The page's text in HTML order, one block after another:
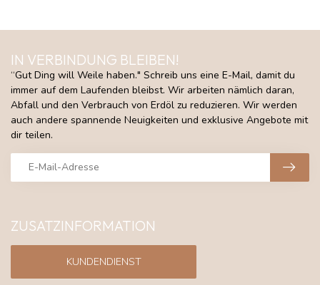
ZUSATZINFORMATION
KUNDENDIENST
IN VERBINDUNG BLEIBEN!
“Gut Ding will Weile haben." Schreib uns eine E-Mail, damit du
immer auf dem Laufenden bleibst. Wir arbeiten nämlich daran,
Abfall und den Verbrauch von Erdöl zu reduzieren. Wir werden
auch andere spannende Neuigkeiten und exklusive Angebote mit
dir teilen.